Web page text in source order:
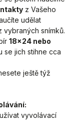
z Vašeho
udělat
vybraných snímků.
18x24 nebo
se jich stihne cca
ještě týž
vyvolávací